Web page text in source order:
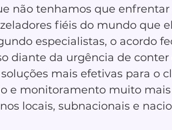
não tenhamos que
fiéis do mundo que
especialistas, o acordo
diante da urgência de
mais efetivas para o
e monitoramento muito
locais, subnacionais e